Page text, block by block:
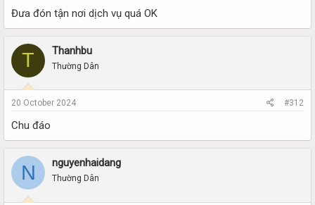
Đưa đón tận nơi dịch vụ quá OK
T Thanhbu
Thường Dân
20 October 2024 #312
Chu đáo
N nguyenhaidang
Thường Dân